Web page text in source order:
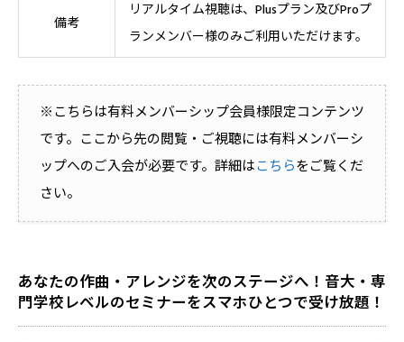
備考
リアルタイム視聴は、Plusプラン及びProプ
ランメンバー様のみご利用いただけます。
※こちらは有料メンバーシップ会員様限定コンテンツ
です。ここから先の閲覧・ご視聴には有料メンバーシ
ップへのご入会が必要です。詳細はこちらをご覧くだ
さい。
あなたの作曲・アレンジを次のステージへ！音大・専
門学校レベルのセミナーをスマホひとつで受け放題！